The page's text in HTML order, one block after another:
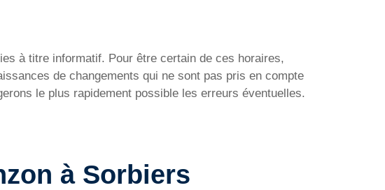
à titre informatif. Pour être certain de ces horaires,
de changements qui ne sont pas pris en compte
le plus rapidement possible les erreurs éventuelles.
à Sorbiers